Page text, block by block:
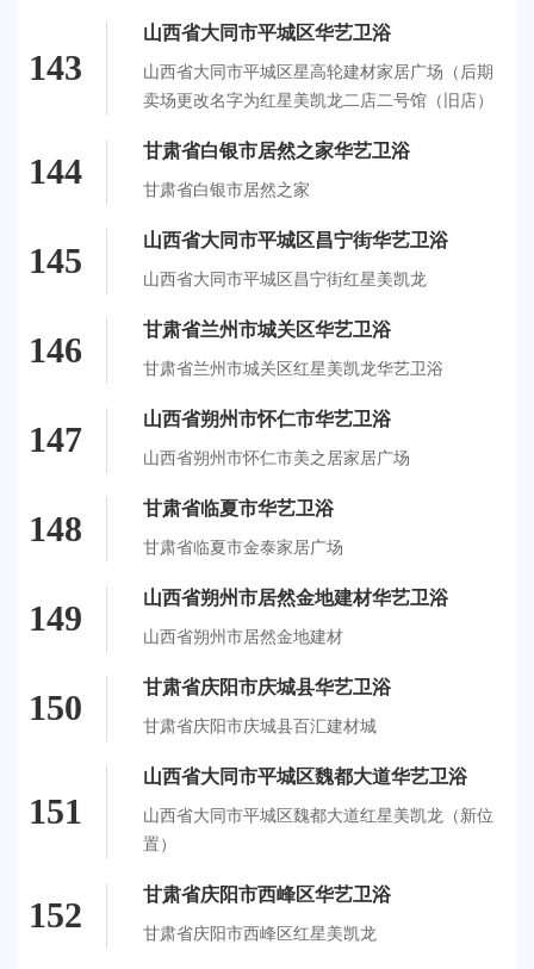
143
山西省大同市平城区华艺卫浴
山西省大同市平城区星高轮建材家居广场（后期
卖场更改名字为红星美凯龙二店二号馆（旧店）
144
甘肃省白银市居然之家华艺卫浴
甘肃省白银市居然之家
145
山西省大同市平城区昌宁街华艺卫浴
山西省大同市平城区昌宁街红星美凯龙
146
甘肃省兰州市城关区华艺卫浴
甘肃省兰州市城关区红星美凯龙华艺卫浴
147
山西省朔州市怀仁市华艺卫浴
山西省朔州市怀仁市美之居家居广场
148
甘肃省临夏市华艺卫浴
甘肃省临夏市金泰家居广场
149
山西省朔州市居然金地建材华艺卫浴
山西省朔州市居然金地建材
150
甘肃省庆阳市庆城县华艺卫浴
甘肃省庆阳市庆城县百汇建材城
151
山西省大同市平城区魏都大道华艺卫浴
山西省大同市平城区魏都大道红星美凯龙（新位
置）
152
甘肃省庆阳市西峰区华艺卫浴
甘肃省庆阳市西峰区红星美凯龙